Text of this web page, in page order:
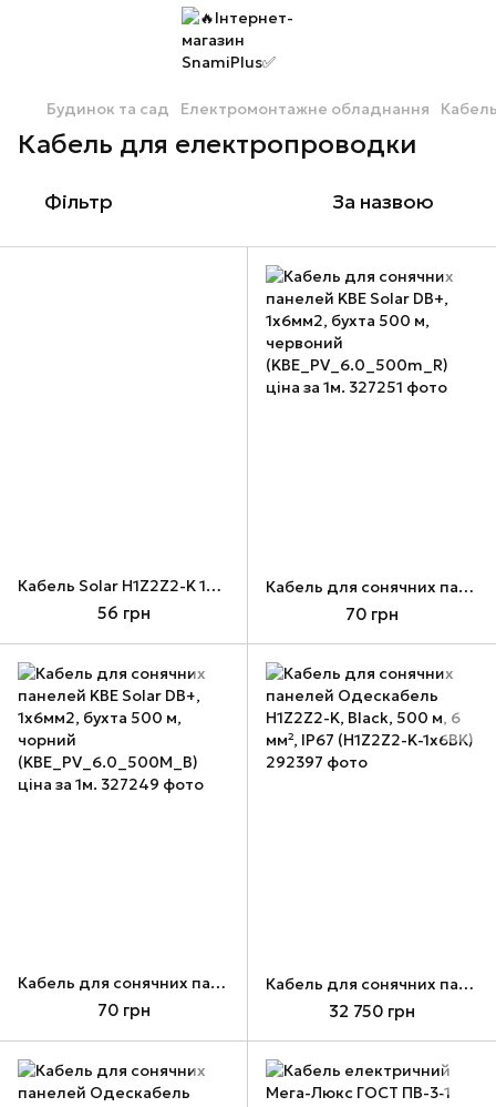
Будинок та сад Електромонтажне обладнання
Кабель для електропроводки
Фільтр За назвою
Кабель Solar H1Z2Z2-K 1х6 мм² для сонячних панелей (Китай), чорний, 1м.
56 грн
Кабель для сонячних панелей KBE Solar DB+, 1x6мм2, бухта 500 м, червоний (KBE_PV_6.0_500m_R) ціна за 1м.
70 грн
Кабель для сонячних панелей KBE Solar DB+, 1x6мм2, бухта 500 м, чорний (KBE_PV_6.0_500M_B) ціна за 1м.
70 грн
Кабель для сонячних панелей Одескабель H1Z2Z2-K, Black, 500 м, 6 мм², IP67 (H1Z2Z2-K-1х6BK)
32 750 грн